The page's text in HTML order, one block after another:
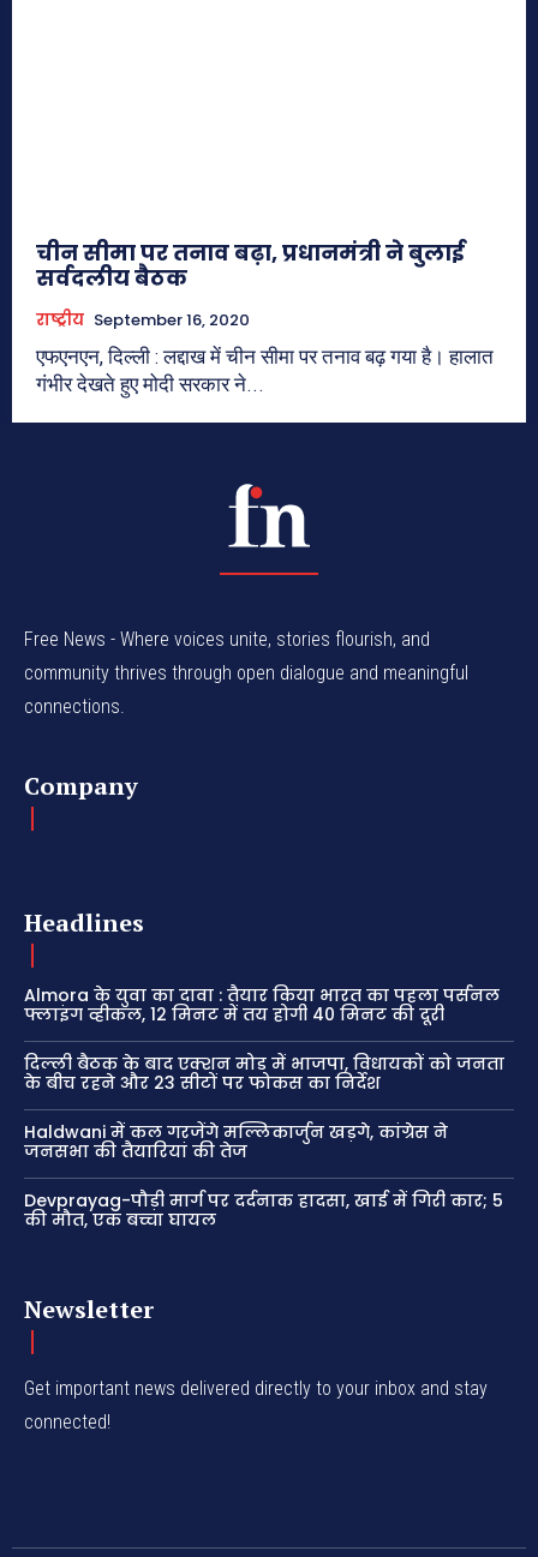
चीन सीमा पर तनाव बढ़ा, प्रधानमंत्री ने बुलाई
सर्वदलीय बैठक
राष्ट्रीय September 16, 2020
एफएनएन, दिल्ली : लद्दाख में चीन सीमा पर तनाव बढ़ गया है। हालात
गंभीर देखते हुए मोदी सरकार ने...
Free News - Where voices unite, stories flourish, and
community thrives through open dialogue and meaningful
connections.
Company
Headlines
Almora के युवा का दावा : तैयार किया भारत का पहला पर्सनल
फ्लाइंग व्हीकल, 12 मिनट में तय होगी 40 मिनट की दूरी
दिल्ली बैठक के बाद एक्शन मोड में भाजपा, विधायकों को जनता
के बीच रहने और 23 सीटों पर फोकस का निर्देश
Haldwani में कल गरजेंगे मल्लिकार्जुन खड़गे, कांग्रेस ने
जनसभा की तैयारियां की तेज
Devprayag-पौड़ी मार्ग पर दर्दनाक हादसा, खाई में गिरी कार; 5
की मौत, एक बच्चा घायल
Newsletter
Get important news delivered directly to your inbox and stay
connected!